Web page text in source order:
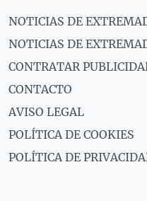
NOTICIAS DE
NOTICIAS DE
CONTRATAR
CONTACTO
AVISO LEGAL
POLÍTICA DE COOKIES
POLÍTICA DE